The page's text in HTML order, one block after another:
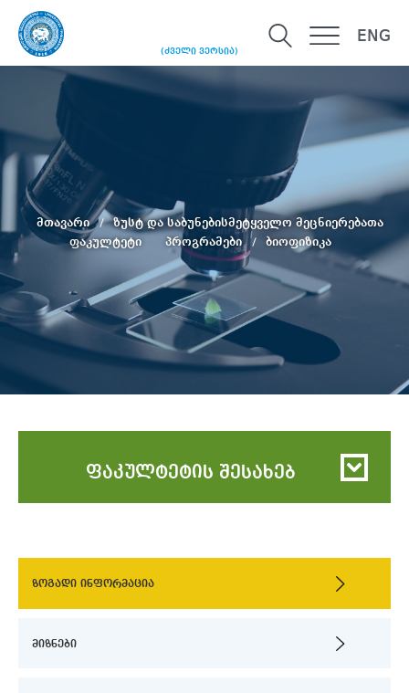
(ძველი ვერსია)
ENG
მთავარი
ზუსტ და საბუნებისმეტყველო მეცნიერებათა
ფაკულტეტი
პროგრამები ბიოფიზიკა
ფაკულტეტის შესახებ
ზოგადი ინფორმაცია
მიზნები